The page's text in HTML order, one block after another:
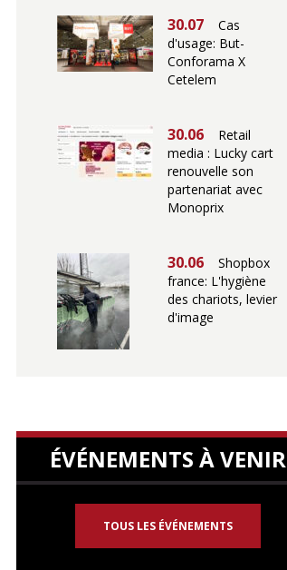
30.07
Cas
d'usage: But-
Conforama X
Cetelem
30.06
Retail
media : Lucky cart
renouvelle son
partenariat avec
Monoprix
30.06
Shopbox
france: L'hygiène
des chariots, levier
d'image
ÉVÉNEMENTS À VENIR
TOUS LES ÉVÉNEMENTS